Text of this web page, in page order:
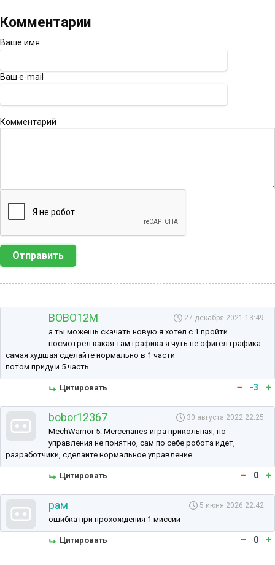
Комментарии
Ваше имя
Ваш e-mail
Комментарий
Отправить
BOBO12M 27 декабря 2021 13:49
а ты можешь скачать новую я хотел с 1 пройти
посмотрел какая там графика я чуть не офигел графика
самая худшая сделайте нормально в 1 части
потом приду и 5 часть
Цитировать -3
bobor12367 30 августа 2022 22:25
MechWarrior 5: Mercenaries-игра прикольная, но
управления не понятно, сам по себе робота идет,
разработчики, сделайте нормальное управление.
Цитировать 0
рам 5 июня 2026 22:42
ошибка при прохождения 1 миссии
Цитировать 0